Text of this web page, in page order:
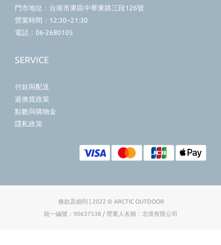
門市地址：台南市東區中華東路三段126號
營業時間：12:30~21:30
電話：06-2680105
SERVICE
付款與配送
退換貨政策
點數與購物金
隱私政策
條款及細則 | 2022 © ARCTIC OUTDOOR
統一編號：90637538 / 營業人名稱：北境有限公司